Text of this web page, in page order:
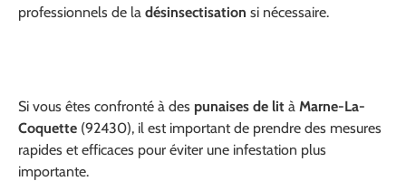
professionnels de la désinsectisation si nécessaire.
Si vous êtes confronté à des punaises de lit à Marne-La-
Coquette (92430), il est important de prendre des mesures
rapides et efficaces pour éviter une infestation plus
importante.